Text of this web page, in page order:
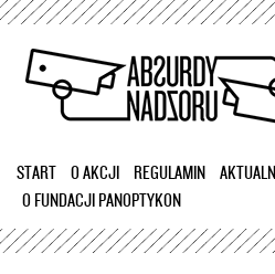
Przejdź
treści
START O AKCJI REGULAMIN
O FUNDACJI PANOPTYKON